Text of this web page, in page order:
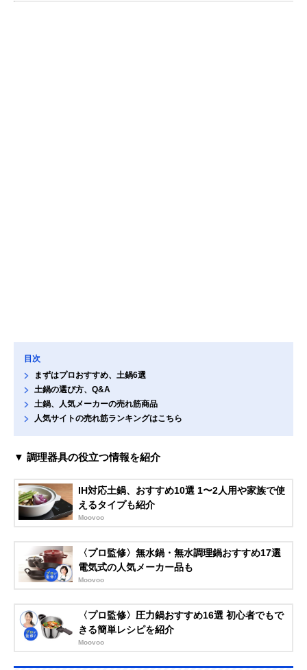
目次
まずはプロおすすめ、土鍋6選
土鍋の選び方、Q&A
土鍋、人気メーカーの売れ筋商品
人気サイトの売れ筋ランキングはこちら
▼ 調理器具の役立つ情報を紹介
IH対応土鍋、おすすめ10選 1〜2人用や家族で使
えるタイプも紹介
Moovoo
〈プロ監修〉無水鍋・無水調理鍋おすすめ17選
電気式の人気メーカー品も
Moovoo
〈プロ監修〉圧力鍋おすすめ16選 初心者でもで
きる簡単レシピを紹介
Moovoo